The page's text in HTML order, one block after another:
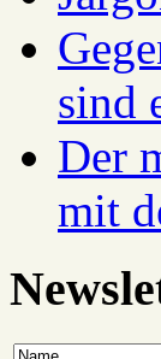
sind
Der
mit